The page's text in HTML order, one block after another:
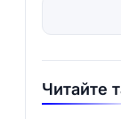
Читайте